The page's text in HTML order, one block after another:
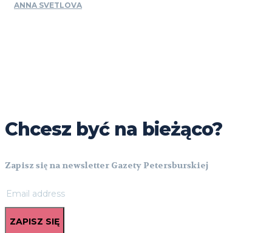
ANNA SVETLOVA
Chcesz być na bieżąco?
Zapisz się na newsletter Gazety Petersburskiej
ZAPISZ SIĘ